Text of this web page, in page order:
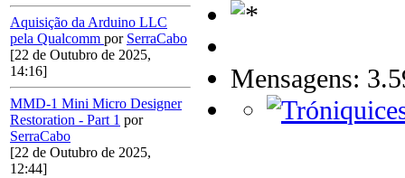
Aquisição da Arduino LLC
pela Qualcomm por SerraCabo
[22 de Outubro de 2025,
14:16]
MMD-1 Mini Micro Designer
Restoration - Part 1 por
SerraCabo
[22 de Outubro de 2025,
12:44]
Mensagens: